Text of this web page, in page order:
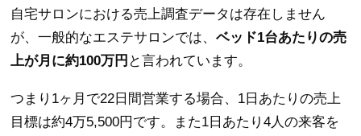
自宅サロンにおける売上調査データは存在しません
が、一般的なエステサロンでは、ベッド1台あたりの売
上が月に約100万円 と言われています。
つまり1ヶ月で22日間営業する場合、1日あたりの売上
目標は約4万5,500円です。また1日あたり4人の来客を